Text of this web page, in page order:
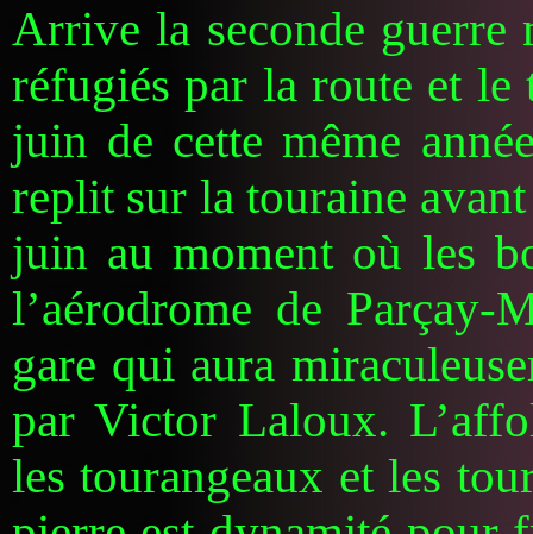
Arrive la seconde guerre
réfugiés par la route et
juin de cette même
replit sur la touraine
juin au moment où les
l’aérodrome de Parçay-
gare qui aura
par Victor Laloux.
les tourangeaux et les